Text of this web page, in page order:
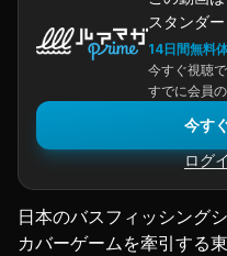
スタンダ
14日間無料
今すぐ視聴で
すでに会員
今す
ログ
日本のバスフィッシング
カバーゲームを牽引する